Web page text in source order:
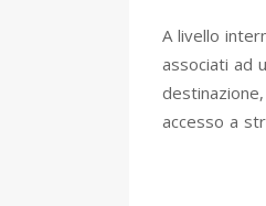
A livello
associati ad
accesso a